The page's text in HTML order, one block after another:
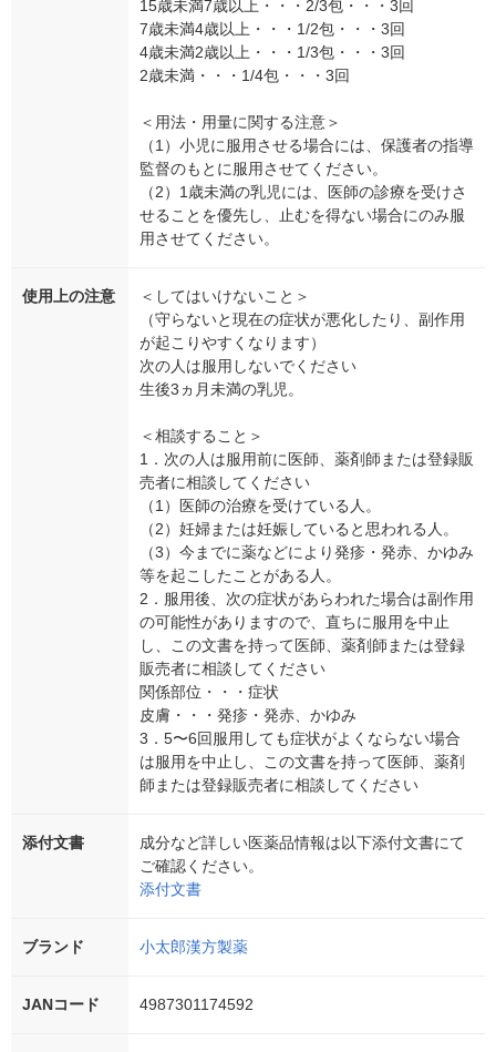
15歳未満7歳以上・・・2/3包・・・3回
7歳未満4歳以上・・・1/2包・・・3回
4歳未満2歳以上・・・1/3包・・・3回
2歳未満・・・1/4包・・・3回
＜用法・用量に関する注意＞
（1）小児に服用させる場合には、保護者の指導
監督のもとに服用させてください。
（2）1歳未満の乳児には、医師の診療を受けさ
せることを優先し、止むを得ない場合にのみ服
用させてください。
使用上の注意
＜してはいけないこと＞
（守らないと現在の症状が悪化したり、副作用
が起こりやすくなります）
次の人は服用しないでください
生後3ヵ月未満の乳児。
＜相談すること＞
1．次の人は服用前に医師、薬剤師または登録販
売者に相談してください
（1）医師の治療を受けている人。
（2）妊婦または妊娠していると思われる人。
（3）今までに薬などにより発疹・発赤、かゆみ
等を起こしたことがある人。
2．服用後、次の症状があらわれた場合は副作用
の可能性がありますので、直ちに服用を中止
し、この文書を持って医師、薬剤師または登録
販売者に相談してください
関係部位・・・症状
皮膚・・・発疹・発赤、かゆみ
3．5〜6回服用しても症状がよくならない場合
は服用を中止し、この文書を持って医師、薬剤
師または登録販売者に相談してください
添付文書
成分など詳しい医薬品情報は以下添付文書にて
ご確認ください。
添付文書
ブランド 小太郎漢方製薬
JANコード 4987301174592